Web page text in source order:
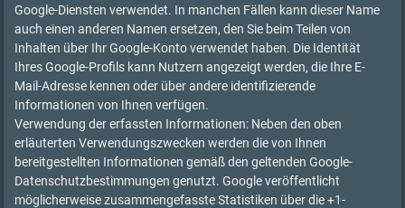
Google-Diensten verwendet. In manchen Fällen kann dieser Name
auch einen anderen Namen ersetzen, den Sie beim Teilen von
Inhalten über Ihr Google-Konto verwendet haben. Die Identität
Ihres Google-Profils kann Nutzern angezeigt werden, die Ihre E-
Mail-Adresse kennen oder über andere identifizierende
Informationen von Ihnen verfügen.
Verwendung der erfassten Informationen: Neben den oben
erläuterten Verwendungszwecken werden die von Ihnen
bereitgestellten Informationen gemäß den geltenden Google-
Datenschutzbestimmungen genutzt. Google veröffentlicht
möglicherweise zusammengefasste Statistiken über die +1-